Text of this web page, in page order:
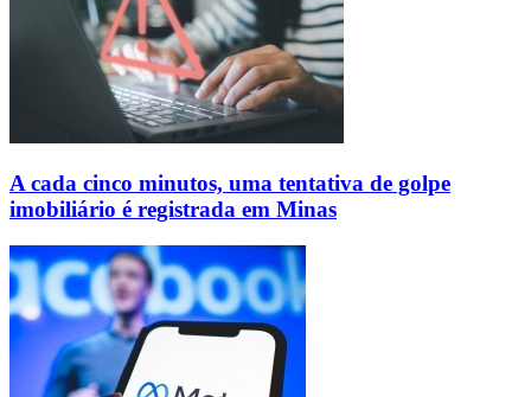
A cada cinco minutos, uma tentativa de golpe
imobiliário é registrada em Minas